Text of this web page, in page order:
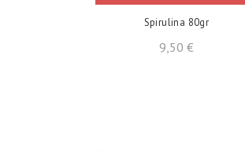
Spirulina 80gr
9,50 €